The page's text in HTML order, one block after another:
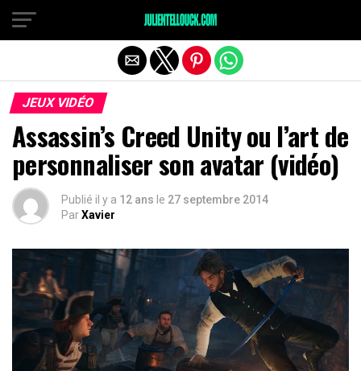
JEUX VIDÉO
Assassin’s Creed Unity ou l’art de
personnaliser son avatar (vidéo)
Publié il y a 12 ans le 27 septembre 2014
ParXavier